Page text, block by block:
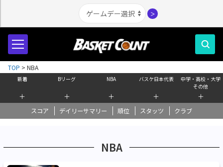
＞
新着
＋
Bリーグ
＋
NBA
＋
バスケ日本代表
＋
中学・高校・大学
その他
＋
スコア デイリーサマリー 順位 スタッツ クラブ
TOP > NBA
NBA